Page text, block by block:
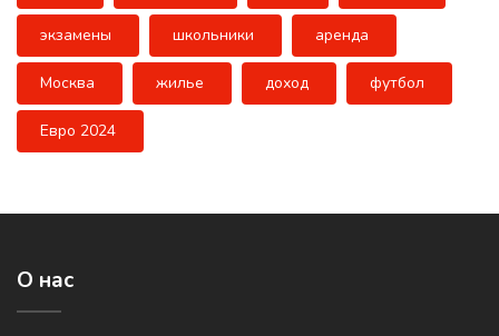
экзамены школьники аренда
Москва жилье доход футбол
Евро 2024
О нас